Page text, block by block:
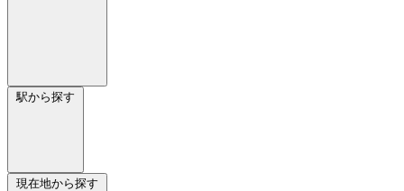
駅から探す
現在地から探す